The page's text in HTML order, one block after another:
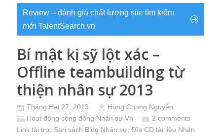
Review – đánh giá chất lượng site tìm kiếm
mới TalentSearch.vn
Bí mật kị sỹ lột xác –
Offline teambuilding từ
thiện nhân sự 2013
Tháng Hai 27, 2013
Hung Cuong Nguyễn
Hoạt động cộng đồng Nhân sự Vn
2 comments
Link tài trợ: Seri sách Blog Nhân sự; Đĩa CD tài liệu Nhân